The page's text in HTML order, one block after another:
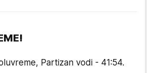
Partizan vodi - 41:54.